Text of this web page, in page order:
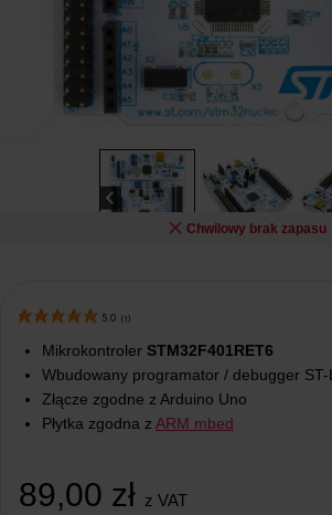
Chwilowy brak zapasu
5.0 (1)
Mikrokontroler STM32F401RET6
Wbudowany programator / debugger ST-
Złącze zgodne z Arduino Uno
Płytka zgodna z ARM mbed
89,00 zł z VAT